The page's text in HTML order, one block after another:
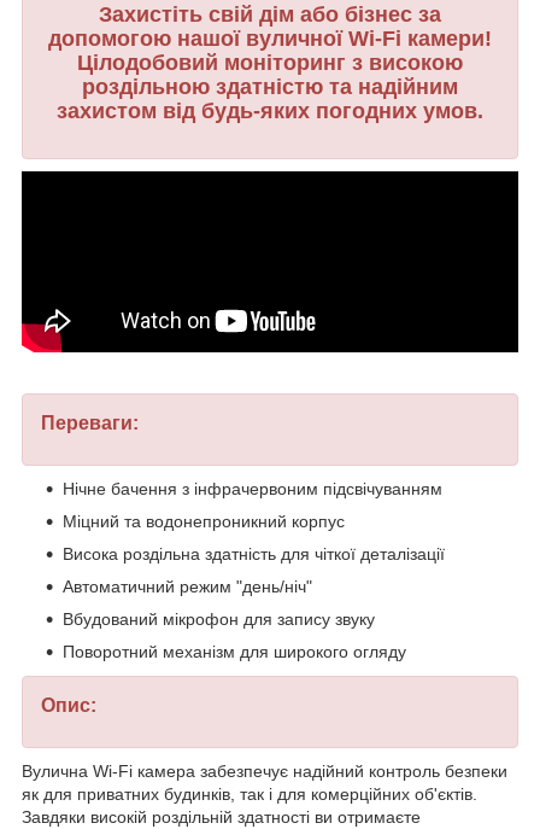
Захистіть свій дім або бізнес за
допомогою нашої вуличноï Wi-Fi камери!
Цілодобовий моніторинг з високою
роздільною здатністю та надійним
захистом від будь-яких погодних умов.
Переваги:
Нічне бачення з інфрачервоним підсвічуванням
Міцний та водонепроникний корпус
Висока роздільна здатність для чіткої деталізації
Автоматичний режим "день/ніч"
Вбудований мікрофон для запису звуку
Поворотний механізм для широкого огляду
Опис:
Вулична Wi-Fi камера забезпечує надійний контроль безпеки
як для приватних будинків, так і для комерційних об'єктів.
Завдяки високій роздільній здатності ви отримаєте